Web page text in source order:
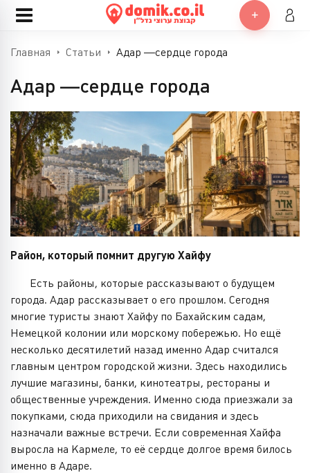
Главная Статьи Адар —сердце города
Адар —сердце города
Район, который помнит другую Хайфу
Есть районы, которые рассказывают о будущем
города. Адар рассказывает о его прошлом. Сегодня
многие туристы знают Хайфу по Бахайским садам,
Немецкой колонии или морскому побережью. Но ещё
несколько десятилетий назад именно Адар считался
главным центром городской жизни. Здесь находились
лучшие магазины, банки, кинотеатры, рестораны и
общественные учреждения. Именно сюда приезжали за
покупками, сюда приходили на свидания и здесь
назначали важные встречи. Если современная Хайфа
выросла на Кармеле, то её сердце долгое время билось
именно в Адаре.